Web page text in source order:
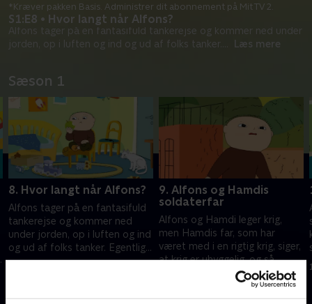
S1:E8 • Hvor langt når Alfons?
Alfons tager på en fantasifuld tankerejse og kommer ned under
jorden, op i luften og ind og ud af folks tanker.
Læs mere
*Kræver pakken Basis. Administrer dit abonnement på Mit TV 2.
Sæson 1
8. Hvor langt når Alfons?
Alfons tager på en fantasifuld
tankerejse og kommer ned
under jorden, op i luften og ind
og ud af folks tanker. Egentlig
skulle han bare ned med skrald.
9. Alfons og Hamdis
soldaterfar
Alfons og Hamdi leger krig,
men Hamdis far, som har
været med i en rigtig krig, siger,
at krig er uhyggelig, og så
fortæller han dem en historie
1. juni 2016 • 12 min